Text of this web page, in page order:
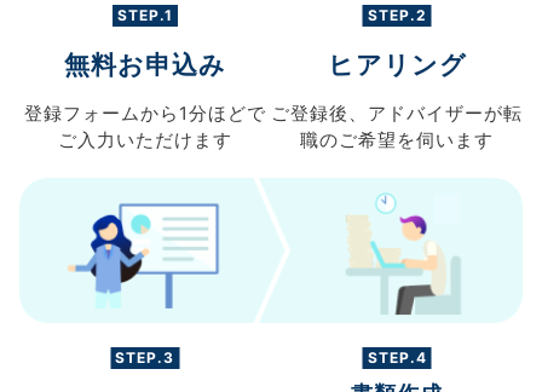
STEP.1
無料お申込み
登録フォームから 1分ほどで
ご入力 いただけます
STEP.2
ヒアリング
ご登録後、 アドバイザーが転
職のご希望を伺います
STEP.3 STEP.4